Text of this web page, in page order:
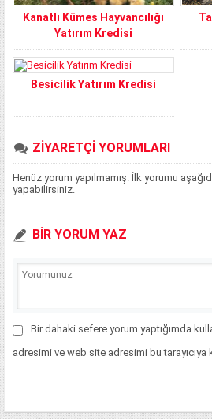
Kanatlı Kümes Hayvancılığı
Yatırım Kredisi
Besicilik Yatırım Kredisi
ZİYARETÇİ YORUMLARI
Henüz yorum yapılmamış. İlk yorumu
yapabilirsiniz.
BİR YORUM YAZ
Bir dahaki sefere yorum yaptığımda
adresimi ve web site adresimi bu tarayıcıya